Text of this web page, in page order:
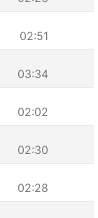
02:51
03:34
02:02
02:30
02:28